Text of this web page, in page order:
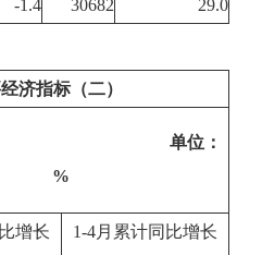
-1.4 30682 29.0
济指标（二）
单位：
%
增长
1-4月累计同比增长